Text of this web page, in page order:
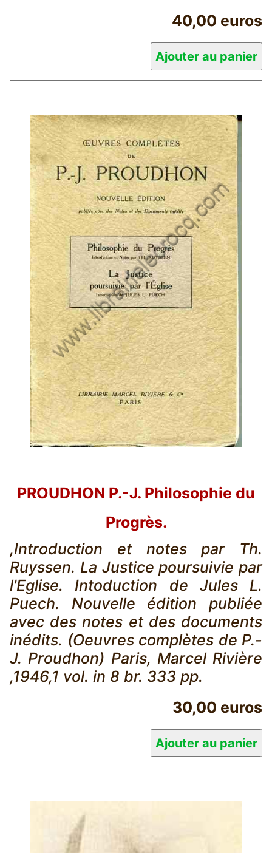
40,00 euros
PROUDHON P.-J. Philosophie du
Progrès.
,Introduction et notes par Th.
Ruyssen. La Justice poursuivie par
l'Eglise. Intoduction de Jules L.
Puech. Nouvelle édition publiée
avec des notes et des documents
inédits. (Oeuvres complètes de P.-
J. Proudhon) Paris, Marcel Rivière
,1946,1 vol. in 8 br. 333 pp.
30,00 euros